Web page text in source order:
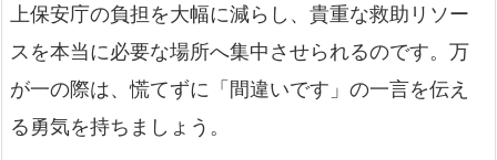
上保安庁の負担を大幅に減らし、貴重な救助リソー
スを本当に必要な場所へ集中させられるのです。万
が一の際は、慌てずに「間違いです」の一言を伝え
る勇気を持ちましょう。